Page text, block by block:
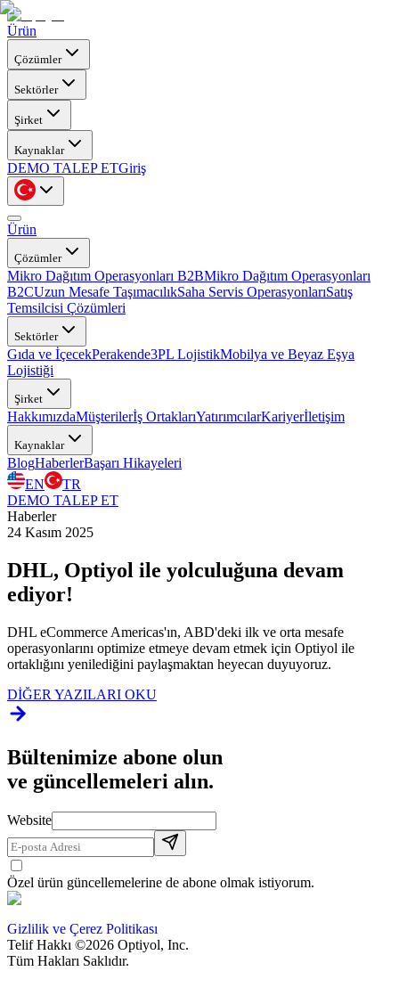
Ürün
Çözümler
Sektörler
Şirket
Kaynaklar
DEMO TALEP ETGiriş
Ürün
Çözümler
Mikro Dağıtım Operasyonları B2BMikro Dağıtım Operasyonları
B2CUzun Mesafe TaşımacılıkSaha Servis OperasyonlarıSatış
Temsilcisi Çözümleri
Sektörler
Gıda ve İçecekPerakende3PL LojistikMobilya ve Beyaz Eşya
Lojistiği
Şirket
HakkımızdaMüşterilerİş OrtaklarıYatırımcılarKariyerİletişim
Kaynaklar
BlogHaberlerBaşarı Hikayeleri
EN
TR
DEMO TALEP ET
Haberler
24 Kasım 2025
DHL, Optiyol ile yolculuğuna devam
ediyor!
DHL eCommerce Americas'ın, ABD'deki ilk ve orta mesafe
operasyonlarını optimize etmeye devam etmek için Optiyol ile
ortaklığını yenilediğini paylaşmaktan heyecan duyuyoruz.
DİĞER YAZILARI OKU
Bültenimize abone olun
ve güncellemeleri alın.
Website
Özel ürün güncellemelerine de abone olmak istiyorum.
Gizlilik ve Çerez Politikası
Telif Hakkı ©2026 Optiyol, Inc.
Tüm Hakları Saklıdır.